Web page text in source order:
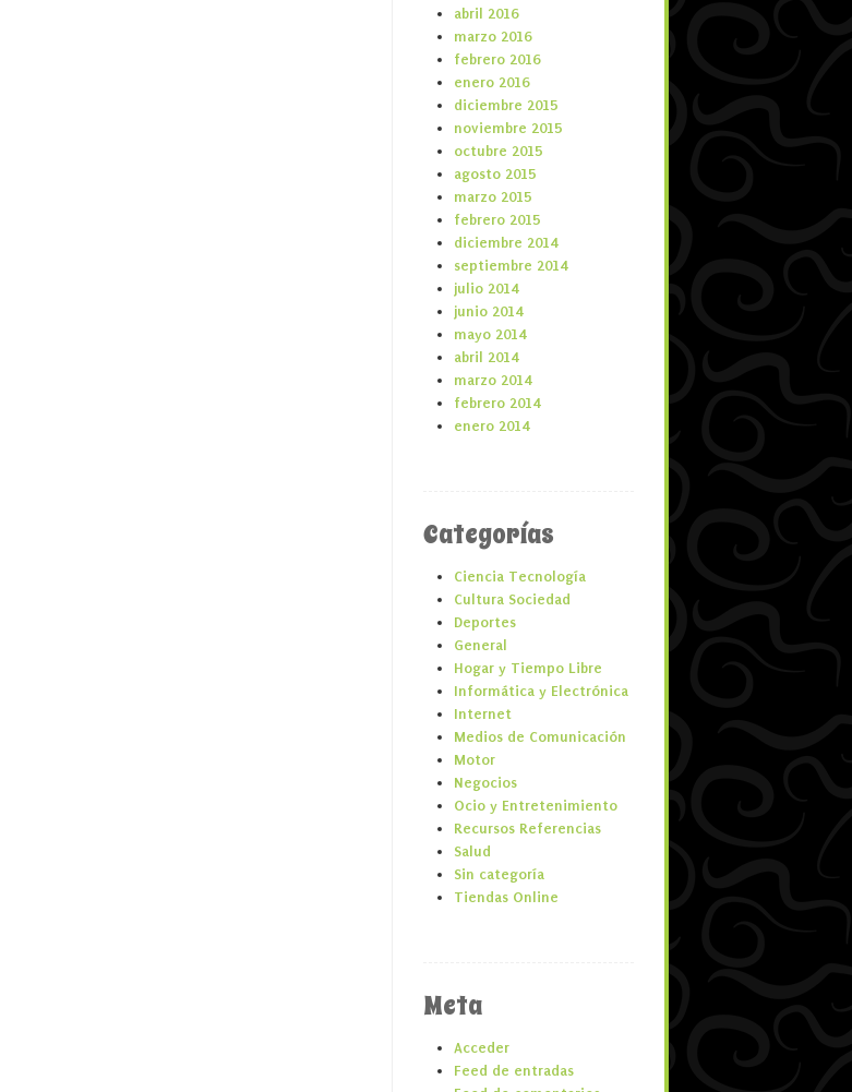
abril 2016
marzo 2016
febrero 2016
enero 2016
diciembre 2015
noviembre 2015
octubre 2015
agosto 2015
marzo 2015
febrero 2015
diciembre 2014
septiembre 2014
julio 2014
junio 2014
mayo 2014
abril 2014
marzo 2014
febrero 2014
enero 2014
Categorías
Ciencia Tecnología
Cultura Sociedad
Deportes
General
Hogar y Tiempo Libre
Informática y Electrónica
Internet
Medios de Comunicación
Motor
Negocios
Ocio y Entretenimiento
Recursos Referencias
Salud
Sin categoría
Tiendas Online
Meta
Acceder
Feed de entradas